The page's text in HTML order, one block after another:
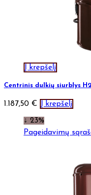
Į krepšelį
Centrinis dulkių siurblys
1.187,50 € Į krepšelį
↓ 23%
Pageidavimų